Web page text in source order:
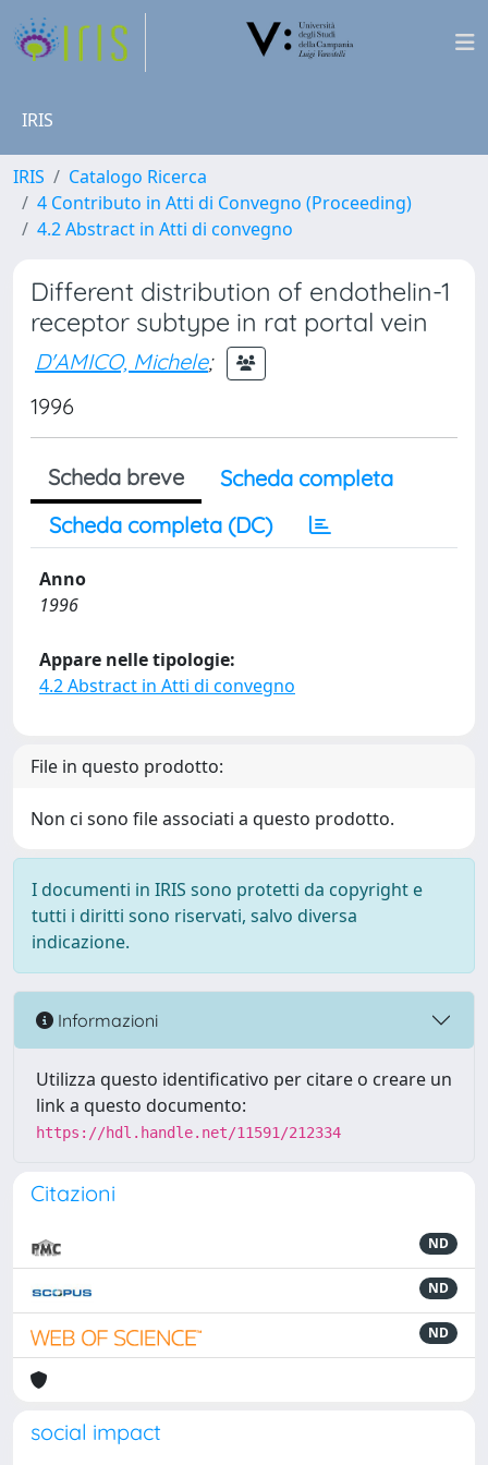
IRIS
IRIS
Catalogo Ricerca
4 Contributo in Atti di Convegno (Proceeding)
4.2 Abstract in Atti di convegno
Different distribution of endothelin-1
receptor subtype in rat portal vein
D'AMICO, Michele;
1996
Scheda breve
Scheda completa
Scheda completa (DC)
Anno
1996
Appare nelle tipologie:
4.2 Abstract in Atti di convegno
File in questo prodotto:
Non ci sono file associati a questo prodotto.
I documenti in IRIS sono protetti da copyright e
tutti i diritti sono riservati, salvo diversa
indicazione.
Informazioni
Utilizza questo identificativo per citare o creare un
link a questo documento:
https://hdl.handle.net/11591/212334
Citazioni
ND
ND
ND
social impact